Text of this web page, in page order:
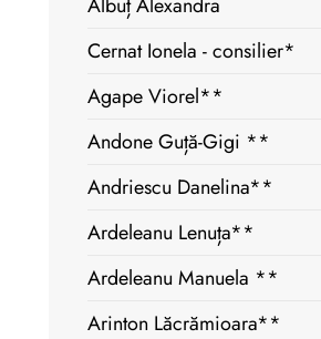
Cernat Ionela - consilier*
Agape Viorel**
Andone Guță-Gigi **
Andriescu Danelina**
Ardeleanu Lenuța**
Ardeleanu Manuela **
Arinton Lăcrămioara**